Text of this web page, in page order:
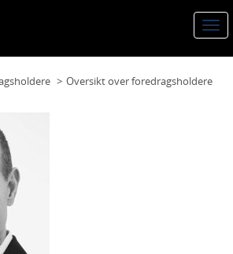
Oversikt over foredragsholdere